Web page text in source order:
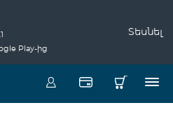
Play-ից
Տեսնել